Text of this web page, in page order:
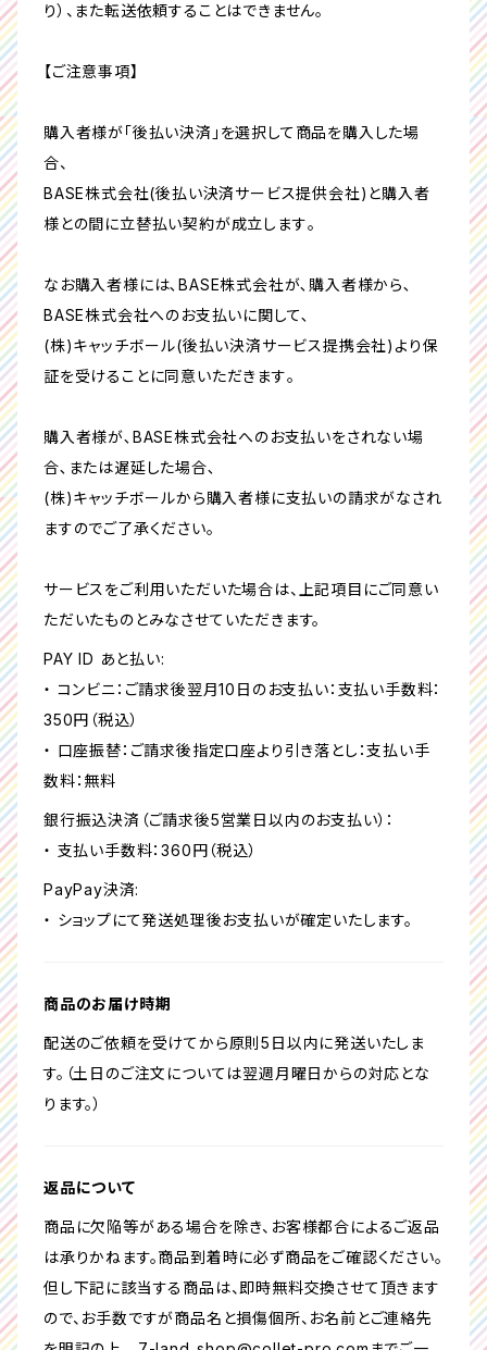
り）、また転送依頼することはできません。
【ご注意事項】
購入者様が｢後払い決済｣を選択して商品を購入した場
合、
BASE株式会社(後払い決済サービス提供会社)と購入者
様との間に立替払い契約が成立します｡
なお購入者様には､BASE株式会社が､購入者様から､
BASE株式会社へのお支払いに関して､
(株)キャッチボール(後払い決済サービス提携会社)より保
証を受けることに同意いただきます｡
購入者様が､BASE株式会社へのお支払いをされない場
合､または遅延した場合､
(株)キャッチボールから購入者様に支払いの請求がなされ
ますのでご了承ください｡
サービスをご利用いただいた場合は、上記項目にご同意い
ただいたものとみなさせていただきます。
PAY ID あと払い:
・ コンビニ：ご請求後翌月10日のお支払い：支払い手数料：
350円（税込）
・ 口座振替：ご請求後指定口座より引き落とし：支払い手
数料：無料
銀行振込決済（ご請求後5営業日以内のお支払い）：
・ 支払い手数料：360円（税込）
PayPay決済:
・ ショップにて発送処理後お支払いが確定いたします。
商品のお届け時期
配送のご依頼を受けてから原則5日以内に発送いたしま
す。（土日のご注文については翌週月曜日からの対応とな
ります。）
返品について
商品に欠陥等がある場合を除き、お客様都合によるご返品
は承りかねます。商品到着時に必ず商品をご確認ください。
但し下記に該当する商品は、即時無料交換させて頂きます
ので、お手数ですが商品名と損傷個所、お名前とご連絡先